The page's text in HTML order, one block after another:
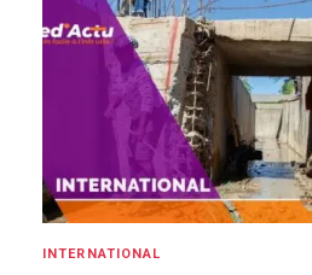
INTERNATIONAL